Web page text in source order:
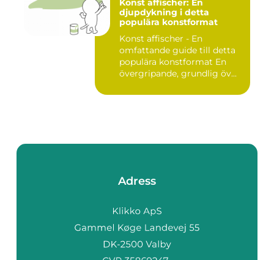
Konst affischer: En
djupdykning i detta
populära konstformat
Konst affischer - En
omfattande guide till detta
populära konstformat En
övergripande, grundlig öv...
Adress